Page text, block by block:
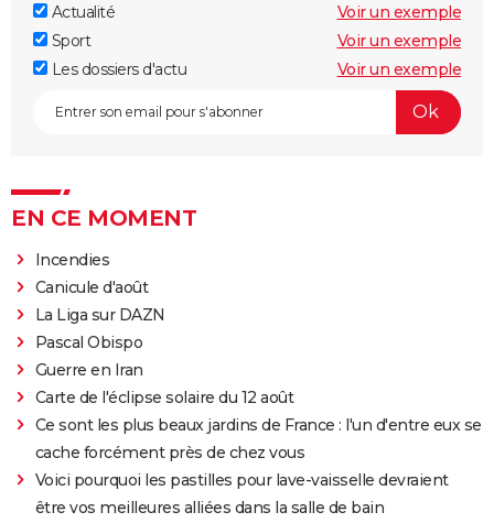
Actualité
Voir un exemple
Sport
Voir un exemple
Les dossiers d'actu
Voir un exemple
EN CE MOMENT
Incendies
Canicule d'août
La Liga sur DAZN
Pascal Obispo
Guerre en Iran
Carte de l'éclipse solaire du 12 août
Ce sont les plus beaux jardins de France : l'un d'entre eux se
cache forcément près de chez vous
Voici pourquoi les pastilles pour lave-vaisselle devraient
être vos meilleures alliées dans la salle de bain